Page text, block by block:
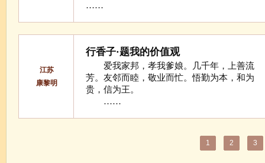
……
江苏
康黎明
行香子·题我的价值观
爱我家邦，孝我爹娘。几千年，上善流
芳。友邻而睦，敬业而忙。悟勤为本，和为
贵，信为王。
……
1 2 3